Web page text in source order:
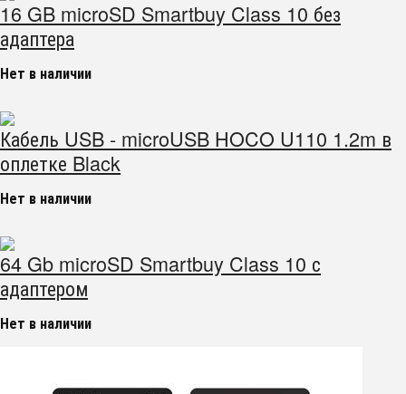
16 GB microSD Smartbuy Class 10 без
адаптера
Нет в наличии
Кабель USB - microUSB HOCO U110 1.2m в
оплетке Black
Нет в наличии
64 Gb microSD Smartbuy Class 10 с
адаптером
Нет в наличии